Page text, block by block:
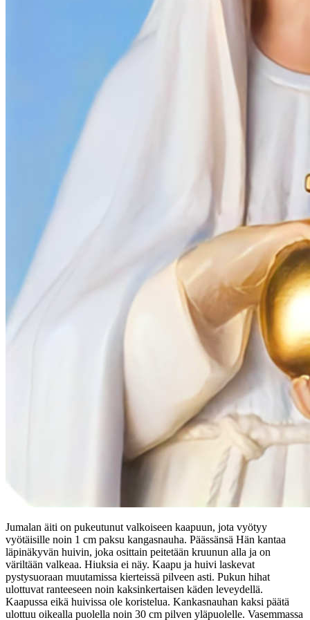
Jumalan äiti on pukeutunut valkoiseen kaapuun, jota vyötyy
vyötäisille noin 1 cm paksu kangasnauha. Päässänsä Hän kantaa
läpinäkyvän huivin, joka osittain peitetään kruunun alla ja on
väriltään valkeaa. Hiuksia ei näy. Kaapu ja huivi laskevat
pystysuoraan muutamissa kierteissä pilveen asti. Pukun hihat
ulottuvat ranteeseen noin kaksinkertaisen käden leveydellä.
Kaapussa eikä huivissa ole koristelua. Kankasnauhan kaksi päätä
ulottuu oikealla puolella noin 30 cm pilven yläpuolelle. Vasemmassa